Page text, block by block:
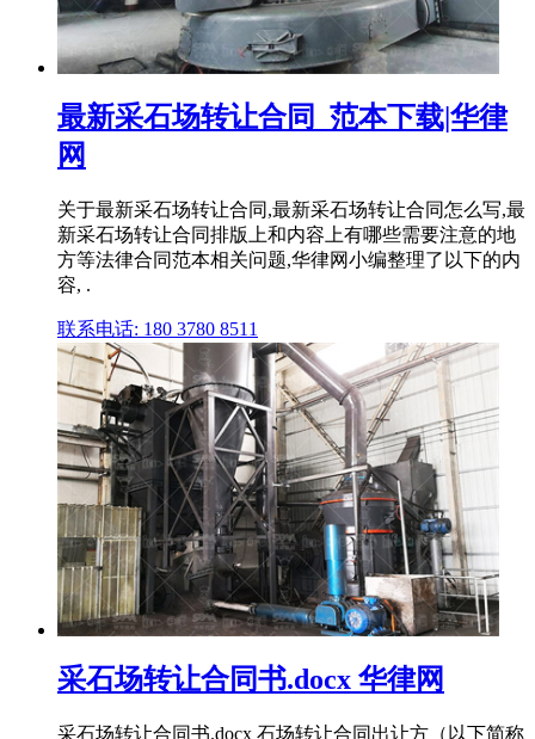
最新采石场转让合同_范本下载|华律
网
关于最新采石场转让合同,最新采石场转让合同怎么写,最
新采石场转让合同排版上和内容上有哪些需要注意的地
方等法律合同范本相关问题,华律网小编整理了以下的内
容, .
联系电话: 180 3780 8511
采石场转让合同书.docx 华律网
采石场转让合同书.docx 石场转让合同出让方（以下简称